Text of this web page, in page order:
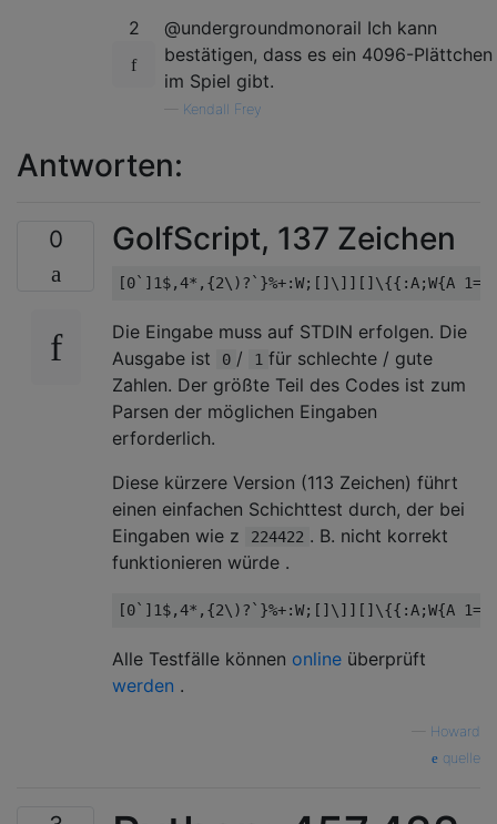
2
@undergroundmonorail Ich kann
bestätigen, dass es ein 4096-Plättchen
im Spiel gibt.
Kendall Frey
Antworten:
0 GolfScript, 137 Zeichen
Die Eingabe muss auf STDIN erfolgen. Die
Ausgabe ist
0 / 1 für schlechte / gute
Zahlen. Der größte Teil des Codes ist zum
Parsen der möglichen Eingaben
erforderlich.
Diese kürzere Version (113 Zeichen) führt
einen einfachen Schichttest durch, der bei
Eingaben wie z
224422 . B. nicht korrekt
funktionieren würde .
Alle Testfälle können online überprüft
werden .
Howard
quelle